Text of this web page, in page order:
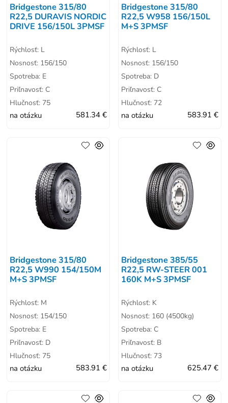
Bridgestone 315/80
R22,5 DURAVIS NORDIC
DRIVE 156/150L 3PMSF
Rýchlosť: L
Nosnosť: 156/150
Spotreba: E
Priľnavosť: C
Hlučnosť: 75
na otázku 581.34 €
Bridgestone 315/80
R22,5 W958 156/150L
M+S 3PMSF
Rýchlosť: L
Nosnosť: 156/150
Spotreba: D
Priľnavosť: C
Hlučnosť: 72
na otázku 583.91 €
Bridgestone 315/80
R22,5 W990 154/150M
M+S 3PMSF
Rýchlosť: M
Nosnosť: 154/150
Spotreba: E
Priľnavosť: D
Hlučnosť: 75
na otázku 583.91 €
Bridgestone 385/55
R22,5 RW-STEER 001
160K M+S 3PMSF
Rýchlosť: K
Nosnosť: 160 (4500kg)
Spotreba: C
Priľnavosť: B
Hlučnosť: 73
na otázku 625.47 €